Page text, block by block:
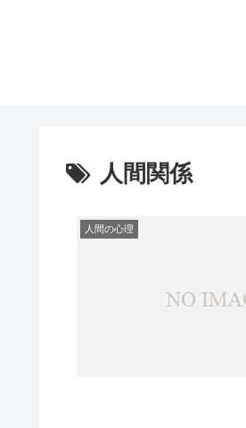
人間関係
人間の心理